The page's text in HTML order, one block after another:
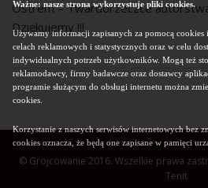
Ostrem – Twardorzeczce
Dziękujemy !!!
© Grojcowanie 2016. Wszelkie prawa
Tenit
Ważne: nasze strona wykorzystuje pliki cookies.
Używamy informacji zapisanych za pomocą
celach reklamowych i statystycznych oraz w celu
indywidualnych potrzeb użytkowników. Mogą też
reklamodawcy, firmy badawcze oraz dostawcy
programie służącym do obsługi internetu można
cookies.
Korzystanie z naszych serwisów internetowych bez
cookies oznacza, że będą one zapisane w pamięci